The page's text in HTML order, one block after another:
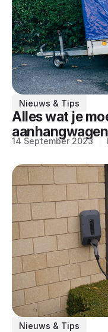
Nieuws & Tips
Alles wat je
14 September 2023
Nieuws & Tips